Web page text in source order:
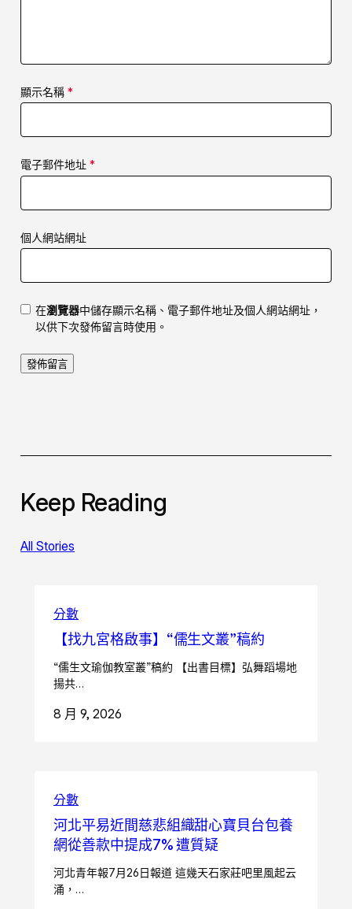
顯示名稱 *
電子郵件地址 *
個人網站網址
在瀏覽器中儲存顯示名稱、電子郵件地址及個人網站網址，
以供下次發佈留言時使用。
Keep Reading
All Stories
分數
【找九宮格啟事】“儒生文叢”稿約
“儒生文瑜伽教室叢”稿約 【出書目標】弘舞蹈場地
揚共…
8 月 9, 2026
分數
河北平易近間慈悲組織甜心寶貝台包養
網從善款中提成7% 遭質疑
河北青年報7月26日報道 這幾天石家莊吧里風起云
涌，…